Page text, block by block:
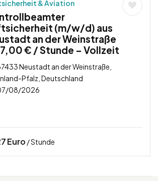
& Aviation
(m/w/d) aus
an der Weinstraße
€ / Stunde – Vollzeit
Neustadt an der Weinstraße,
Pfalz, Deutschland
08/2026
Euro / Stunde